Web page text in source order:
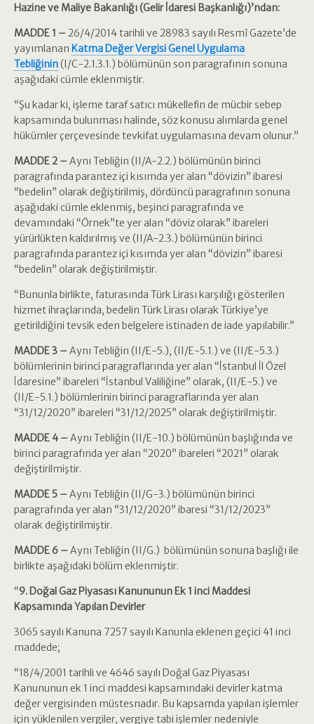
Hazine ve Maliye Bakanlığı (Gelir İdaresi Başkanlığı)’ndan:
MADDE 1 – 26/4/2014 tarihli ve 28983 sayılı Resmî Gazete’de
yayımlanan Katma Değer Vergisi Genel Uygulama
Tebliğinin(I/C-2.1.3.1.) bölümünün son paragrafının sonuna
aşağıdaki cümle eklenmiştir.
“Şu kadar ki, işleme taraf satıcı mükellefin de mücbir sebep
kapsamında bulunması halinde, söz konusu alımlarda genel
hükümler çerçevesinde tevkifat uygulamasına devam olunur.”
MADDE 2 – Aynı Tebliğin (II/A-2.2.) bölümünün birinci
paragrafında parantez içi kısımda yer alan “dövizin” ibaresi
“bedelin” olarak değiştirilmiş, dördüncü paragrafının sonuna
aşağıdaki cümle eklenmiş, beşinci paragrafında ve
devamındaki “Örnek”te yer alan “döviz olarak” ibareleri
yürürlükten kaldırılmış ve (II/A-2.3.) bölümünün birinci
paragrafında parantez içi kısımda yer alan “dövizin” ibaresi
“bedelin” olarak değiştirilmiştir.
“Bununla birlikte, faturasında Türk Lirası karşılığı gösterilen
hizmet ihraçlarında, bedelin Türk Lirası olarak Türkiye’ye
getirildiğini tevsik eden belgelere istinaden de iade yapılabilir.”
MADDE 3 – Aynı Tebliğin (II/E-5.), (II/E-5.1.) ve (II/E-5.3.)
bölümlerinin birinci paragraflarında yer alan “İstanbul İl Özel
İdaresine” ibareleri “İstanbul Valiliğine” olarak, (II/E-5.) ve
(II/E-5.1.) bölümlerinin birinci paragraflarında yer alan
“31/12/2020” ibareleri “31/12/2025” olarak değiştirilmiştir.
MADDE 4 – Aynı Tebliğin (II/E-10.) bölümünün başlığında ve
birinci paragrafında yer alan “2020” ibareleri “2021” olarak
değiştirilmiştir.
MADDE 5 – Aynı Tebliğin (II/G-3.) bölümünün birinci
paragrafında yer alan “31/12/2020” ibaresi “31/12/2023”
olarak değiştirilmiştir.
MADDE 6 – Aynı Tebliğin (II/G.) bölümünün sonuna başlığı ile
birlikte aşağıdaki bölüm eklenmiştir.
“9. Doğal Gaz Piyasası Kanununun Ek 1 inci Maddesi
Kapsamında Yapılan Devirler
3065 sayılı Kanuna 7257 sayılı Kanunla eklenen geçici 41 inci
maddede;
“18/4/2001 tarihli ve 4646 sayılı Doğal Gaz Piyasası
Kanununun ek 1 inci maddesi kapsamındaki devirler katma
değer vergisinden müstesnadır. Bu kapsamda yapılan işlemler
için yüklenilen vergiler, vergiye tabi işlemler nedeniyle